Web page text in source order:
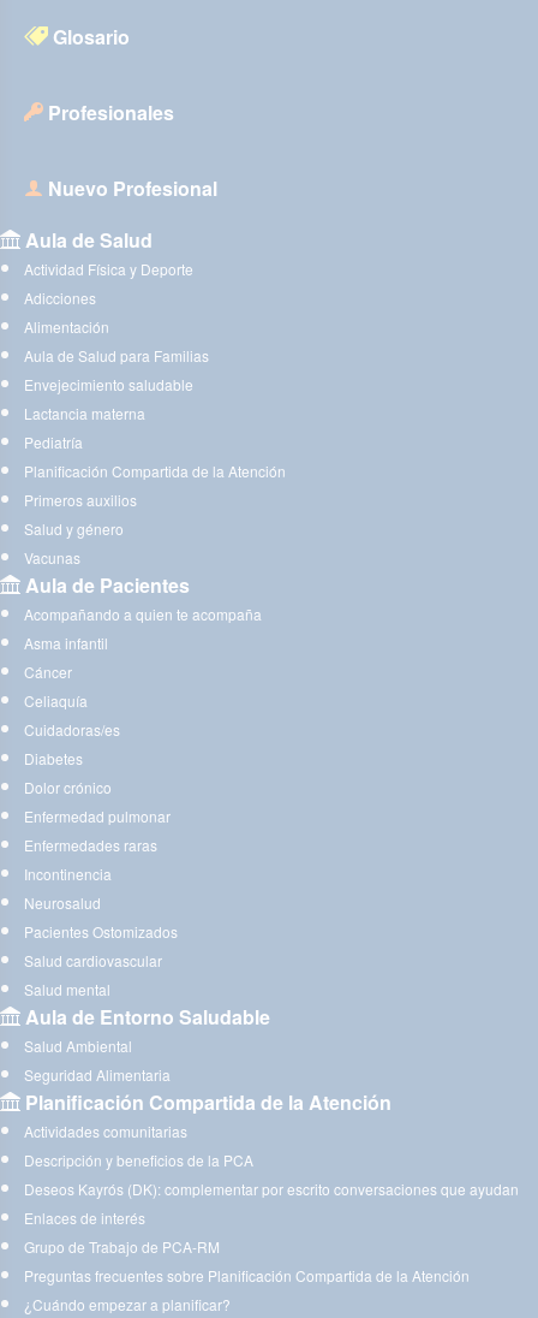
Glosario
Profesionales
Nuevo Profesional
Aula de Salud
Actividad Física y Deporte
Adicciones
Alimentación
Aula de Salud para Familias
Envejecimiento saludable
Lactancia materna
Pediatría
Planificación Compartida de la Atención
Primeros auxilios
Salud y género
Vacunas
Aula de Pacientes
Acompañando a quien te acompaña
Asma infantil
Cáncer
Celiaquía
Cuidadoras/es
Diabetes
Dolor crónico
Enfermedad pulmonar
Enfermedades raras
Incontinencia
Neurosalud
Pacientes Ostomizados
Salud cardiovascular
Salud mental
Aula de Entorno Saludable
Salud Ambiental
Seguridad Alimentaria
Planificación Compartida de la Atención
Actividades comunitarias
Descripción y beneficios de la PCA
Deseos Kayrós (DK): complementar por escrito conversaciones que ayudan
Enlaces de interés
Grupo de Trabajo de PCA-RM
Preguntas frecuentes sobre Planificación Compartida de la Atención
¿Cuándo empezar a planificar?